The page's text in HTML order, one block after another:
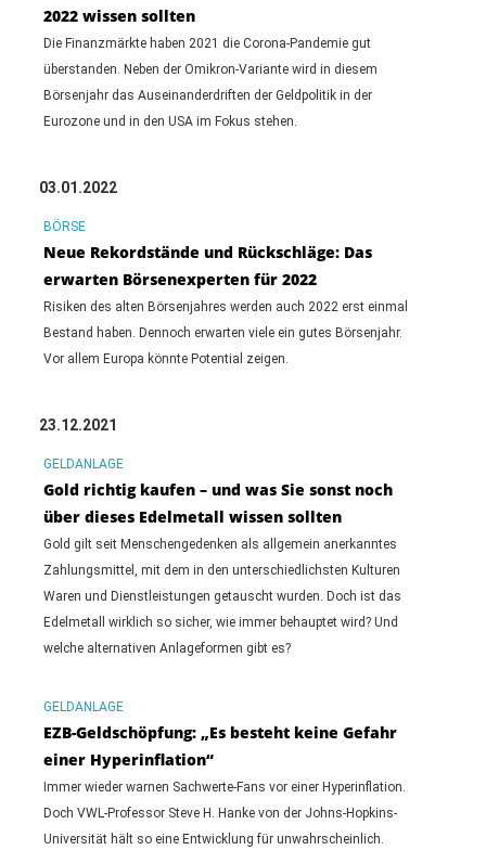
2022 wissen sollten
Die Finanzmärkte haben 2021 die Corona-Pandemie gut
überstanden. Neben der Omikron-Variante wird in diesem
Börsenjahr das Auseinanderdriften der Geldpolitik in der
Eurozone und in den USA im Fokus stehen.
03.01.2022
BÖRSE
Neue Rekordstände und Rückschläge: Das
erwarten Börsenexperten für 2022
Risiken des alten Börsenjahres werden auch 2022 erst einmal
Bestand haben. Dennoch erwarten viele ein gutes Börsenjahr.
Vor allem Europa könnte Potential zeigen.
23.12.2021
GELDANLAGE
Gold richtig kaufen – und was Sie sonst noch
über dieses Edelmetall wissen sollten
Gold gilt seit Menschengedenken als allgemein anerkanntes
Zahlungsmittel, mit dem in den unterschiedlichsten Kulturen
Waren und Dienstleistungen getauscht wurden. Doch ist das
Edelmetall wirklich so sicher, wie immer behauptet wird? Und
welche alternativen Anlageformen gibt es?
GELDANLAGE
EZB-Geldschöpfung: „Es besteht keine Gefahr
einer Hyperinflation“
Immer wieder warnen Sachwerte-Fans vor einer Hyperinflation.
Doch VWL-Professor Steve H. Hanke von der Johns-Hopkins-
Universität hält so eine Entwicklung für unwahrscheinlich.